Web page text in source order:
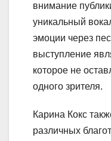
внимание
уникальный
эмоции через
выступление
которое не
одного зрителя.
Карина Кокс
различных